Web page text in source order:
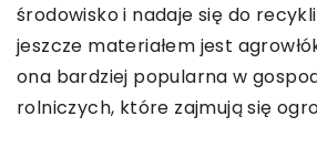
środowisko i nadaje się do
jeszcze materiałem jest
ona bardziej popularna w
rolniczych, które zajmują się